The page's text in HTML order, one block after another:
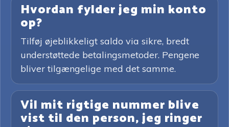
Hvordan fylder jeg min konto
op?
Tilføj øjeblikkeligt saldo via sikre, bredt
understøttede betalingsmetoder. Pengene
bliver tilgængelige med det samme.
Vil mit rigtige nummer blive
vist til den person, jeg ringer